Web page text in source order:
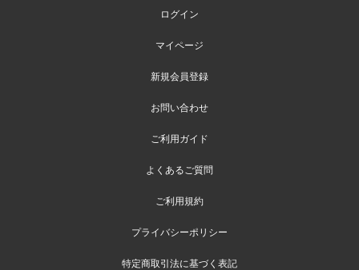
ログイン
マイページ
新規会員登録
お問い合わせ
ご利用ガイド
よくあるご質問
ご利用規約
プライバシーポリシー
特定商取引法に基づく表記